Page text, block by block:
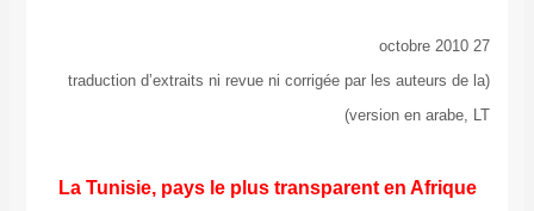
27 octobre 2010
(traduction d’extraits ni revue ni corrigée par les auteurs de la
version en arabe, LT)
La Tunisie, pays le plus transparent en Afrique